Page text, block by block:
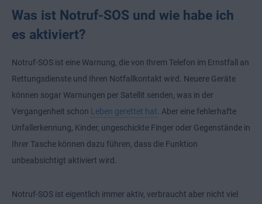
Was ist Notruf-SOS und wie habe ich
es aktiviert?
Notruf-SOS ist eine Warnung, die von Ihrem Telefon im Ernstfall an
Rettungsdienste und Ihren Notfallkontakt wird. Neuere Geräte
können sogar Warnungen per Satellit senden, was in der
Vergangenheit schon Leben gerettet hat. Aber eine fehlerhafte
Unfallerkennung, Kinder, ungeschickte Finger oder Gegenstände in
Ihrer Tasche können dazu führen, dass die Funktion
unbeabsichtigt aktiviert wird.
Notruf-SOS ist eigentlich immer aktiv, verbraucht aber nicht viel